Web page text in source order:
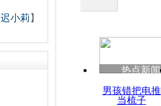
迟小莉 】
热点新闻
男孩错把电推
当梳子